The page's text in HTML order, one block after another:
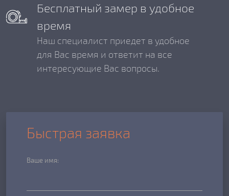
Бесплатный замер в удобное
время
Наш специалист приедет в удобное
для Вас время и ответит на все
интересующие Вас вопросы.
Быстрая заявка
Ваше имя: